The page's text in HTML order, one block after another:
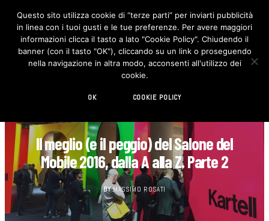
F
c
e
b
o
I
n
s
t
Il meglio (e il peggio) del Salone del
Mobile 2016, dalla A alla Z. Parte 2
BY MASSIMO ROSATI
Questo sito utilizza cookie di “terze parti” per inviarti pubblicità
in linea con i tuoi gusti e le tue preferenze. Per avere maggiori
informazioni clicca il tasto a lato "Cookie Policy". Chiudendo il
banner (con il tasto "OK"), cliccando su un link o proseguendo
nella navigazione in altra modo, acconsenti all'utilizzo dei
cookie.
OK COOKIE POLICY